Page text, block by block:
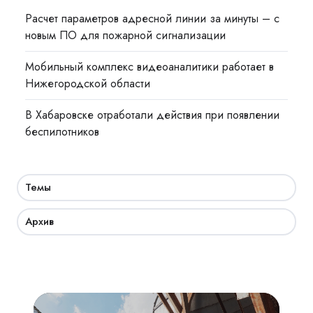
Расчет параметров адресной линии за минуты – с
новым ПО для пожарной сигнализации
Мобильный комплекс видеоаналитики работает в
Нижегородской области
В Хабаровске отработали действия при появлении
беспилотников
Темы
Архив
Взрывозащита